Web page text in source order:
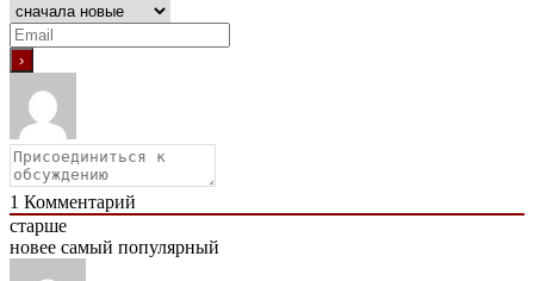
1 Комментарий
старше
новее самый популярный